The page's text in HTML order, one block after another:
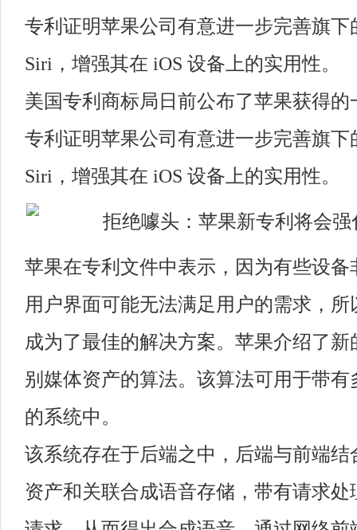
专利证明苹果公司有意进一步完善旗下
Siri，增强其在 iOS 设备上的实用性。
美国专利商标局日前公布了苹果获得
专利证明苹果公司有意进一步完善旗下
Siri，增强其在 iOS 设备上的实用性。
苹果在专利文件中表示，因为有些设备
用户界面可能无法满足用户的需求，
成为了最佳的解决方案。苹果介绍了
别媒体资产的算法。该算法可用于带
的系统中。
该系统存在于后端之中，后端与前端结
资产和关联合成语音存储，带有请求